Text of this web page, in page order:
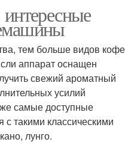
тем больше видов кофе
аппарат оснащен
свежий ароматный
усилий
самые доступные
такими классическими
лунго.